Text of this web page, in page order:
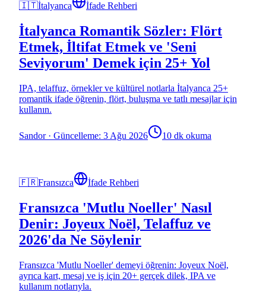
🇮🇹İtalyanca İfade Rehberi
İtalyanca Romantik Sözler: Flört
Etmek, İltifat Etmek ve 'Seni
Seviyorum' Demek için 25+ Yol
IPA, telaffuz, örnekler ve kültürel notlarla İtalyanca 25+
romantik ifade öğrenin, flört, buluşma ve tatlı mesajlar için
kullanın.
Sandor· Güncelleme: 3 Ağu 2026 10 dk okuma
🇫🇷Fransızca İfade Rehberi
Fransızca 'Mutlu Noeller' Nasıl
Denir: Joyeux Noël, Telaffuz ve
2026'da Ne Söylenir
Fransızca 'Mutlu Noeller' demeyi öğrenin: Joyeux Noël,
ayrıca kart, mesaj ve iş için 20+ gerçek dilek, IPA ve
kullanım notlarıyla.